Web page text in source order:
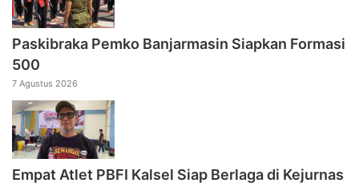
Paskibraka Pemko Banjarmasin Siapkan Formasi
500
7 Agustus 2026
Empat Atlet PBFI Kalsel Siap Berlaga di Kejurnas